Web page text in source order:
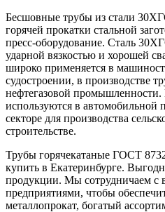
Бесшовные трубы из стали
горячей прокатки стальной
пресс-оборудование. Сталь
ударной вязкостью и хорошей
широко применяется в
судостроении, в производстве
нефтегазовой промышленности.
используются в
секторе для производства
строительстве.
Трубы горячекатаные ГОСТ
купить в Екатеринбурге.
продукции. Мы сотрудничаем с
предприятиями, чтобы
металлопрокат, богатый